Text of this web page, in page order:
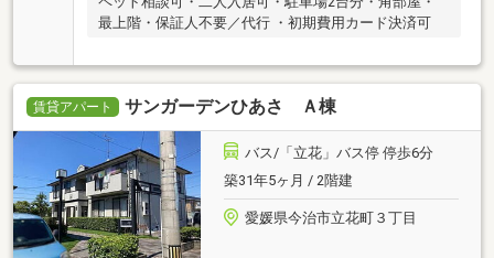
最上階・保証人不要／代行 ・初期費用カード決済可
賃貸アパート サンガーデンひあさ Ａ棟
バス/「立花」バス停 停歩6分
築31年5ヶ月 / 2階建
愛媛県今治市立花町３丁目